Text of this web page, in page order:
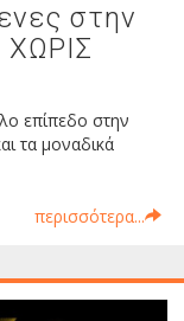
στην
επίπεδο στην
τα μοναδικά
περισσότερα...